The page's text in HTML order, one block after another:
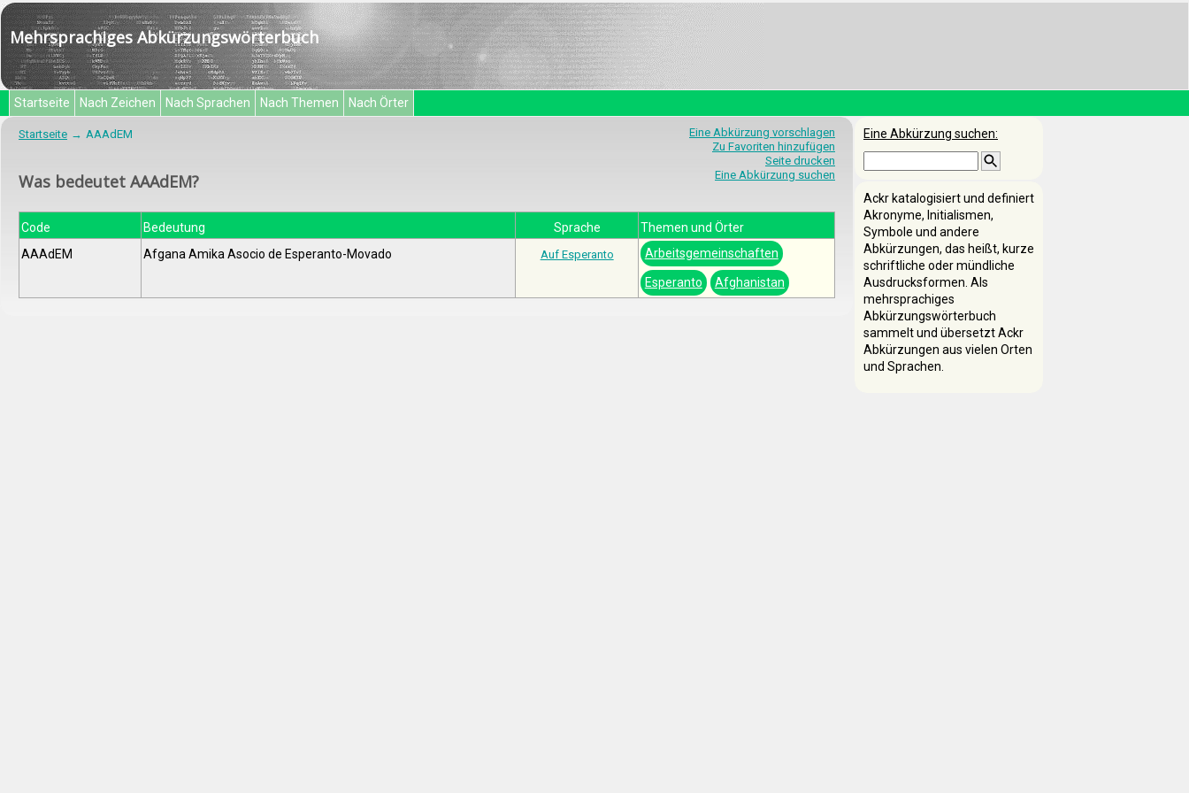
Mehrsprachiges Abkürzungswörterbuch
Startseite Nach Zeichen Nach Sprachen Nach Themen Nach Örter
Eine Abkürzung vorschlagen
Zu Favoriten hinzufügen
Seite drucken
Eine Abkürzung suchen
Startseite AAAdEM
Was bedeutet AAAdEM?
Code Bedeutung Sprache
Themen und Örter
AAAdEM
Afgana Amika Asocio de Esperanto-Movado Auf Esperanto Arbeitsgemeinschaften
Esperanto Afghanistan
Eine Abkürzung suchen:
Ackr katalogisiert und definiert
Akronyme, Initialismen,
Symbole und andere
Abkürzungen, das heißt, kurze
schriftliche oder mündliche
Ausdrucksformen. Als
mehrsprachiges
Abkürzungswörterbuch
sammelt und übersetzt Ackr
Abkürzungen aus vielen Orten
und Sprachen.